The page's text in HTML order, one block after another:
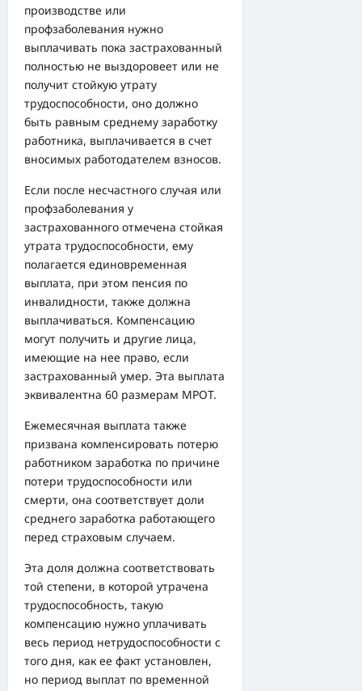
производстве или
профзаболевания нужно
выплачивать пока застрахованный
полностью не выздоровеет или не
получит стойкую утрату
трудоспособности, оно должно
быть равным среднему заработку
работника, выплачивается в счет
вносимых работодателем взносов.
Если после несчастного случая или
профзаболевания у
застрахованного отмечена стойкая
утрата трудоспособности, ему
полагается единовременная
выплата, при этом пенсия по
инвалидности, также должна
выплачиваться. Компенсацию
могут получить и другие лица,
имеющие на нее право, если
застрахованный умер. Эта выплата
эквивалентна 60 размерам МРОТ.
Ежемесячная выплата также
призвана компенсировать потерю
работником заработка по причине
потери трудоспособности или
смерти, она соответствует доли
среднего заработка работающего
перед страховым случаем.
Эта доля должна соответствовать
той степени, в которой утрачена
трудоспособность, такую
компенсацию нужно уплачивать
весь период нетрудоспособности с
того дня, как ее факт установлен,
но период выплат по временной